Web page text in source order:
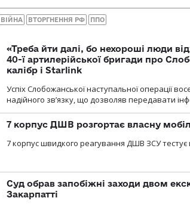
ВІЙНА ВТОРГНЕННЯ РФ ППО
«Треба йти далі, бо нехороші люди
40-ї артилерійської бригади про
калібр і Starlink
Успіх Слобожанської наступальної операції
надійного зв’язку, що дозволяв передавати
7 корпус ДШВ розгортає власну
7 корпус швидкого реагування ДШВ ЗСУ тестує
Суд обрав запобіжні заходи двом
Закарпатті